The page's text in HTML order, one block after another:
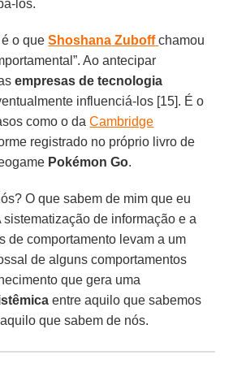
los.
é o queShoshana Zuboff chamou
Ao antecipar
empresas de tecnologia
influenciá-los [15]. É o
como o daCambridge
registrado no próprio livro de
Pokémon Go.
O que sabem de mim que eu
sistematização de informação e a
de comportamento levam a um
de alguns comportamentos
que gera uma
entre aquilo que sabemos
que sabem de nós.